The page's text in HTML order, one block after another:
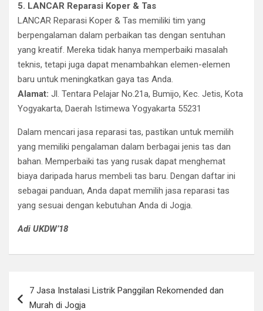
5. LANCAR Reparasi Koper & Tas
LANCAR Reparasi Koper & Tas memiliki tim yang
berpengalaman dalam perbaikan tas dengan sentuhan
yang kreatif. Mereka tidak hanya memperbaiki masalah
teknis, tetapi juga dapat menambahkan elemen-elemen
baru untuk meningkatkan gaya tas Anda.
Alamat: Jl. Tentara Pelajar No.21a, Bumijo, Kec. Jetis, Kota
Yogyakarta, Daerah Istimewa Yogyakarta 55231
Dalam mencari jasa reparasi tas, pastikan untuk memilih
yang memiliki pengalaman dalam berbagai jenis tas dan
bahan. Memperbaiki tas yang rusak dapat menghemat
biaya daripada harus membeli tas baru. Dengan daftar ini
sebagai panduan, Anda dapat memilih jasa reparasi tas
yang sesuai dengan kebutuhan Anda di Jogja.
Adi UKDW’18
navigation
7 Jasa Instalasi Listrik Panggilan Rekomended dan
Murah di Jogja